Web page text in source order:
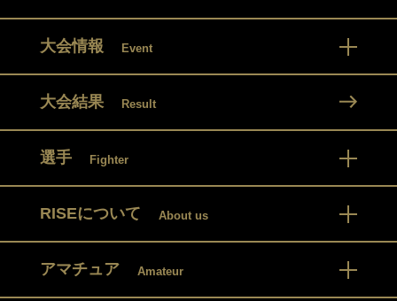
大会情報 Event
大会結果 Result
選手 Fighter
RISEについて About us
アマチュア Amateur